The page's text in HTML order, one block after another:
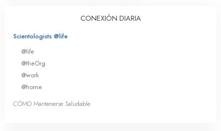
CONEXIÓN DIARIA
Scientologists @life
@life
@theOrg
@work
@home
CÓMO Mantenerse Saludable